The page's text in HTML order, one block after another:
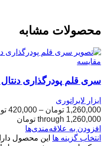
محصولات مشابه
مقایسه
سری قلم پودرگذاری
ابزار لابراتوری
1,260,000 تومان –
420,000
through 1,260,000 تومان
افزودن به علاقه‌مندی‌ها
انتخاب گزینه ها این محصول